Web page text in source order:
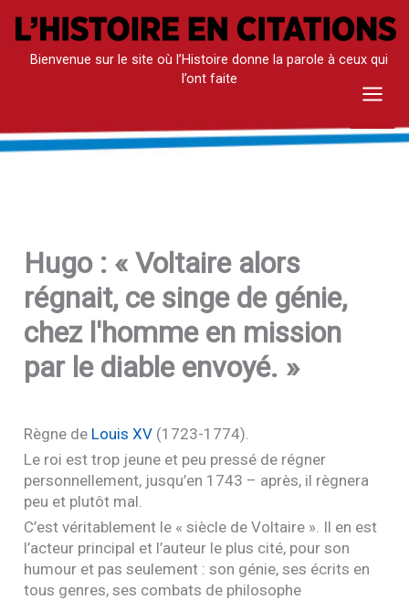
Aller
contenuBienvenue sur le site où l’Histoire donne la parole à ceux qui
l’ont faite
Main
Hugo : « Voltaire alors
régnait, ce singe de génie,
chez l'homme en mission
par le diable envoyé. »
Règne de LouisXV (1723-1774).
Le roi est trop jeune et peu pressé de régner
personnellement, jusqu’en 1743 – après, il règnera
peu et plutôt mal.
C’est véritablement le « siècle de Voltaire ». Il en est
l’acteur principal et l’auteur le plus cité, pour son
humour et pas seulement : son génie, ses écrits en
tous genres, ses combats de philosophe